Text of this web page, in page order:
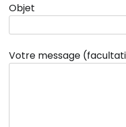
Objet
Votre message